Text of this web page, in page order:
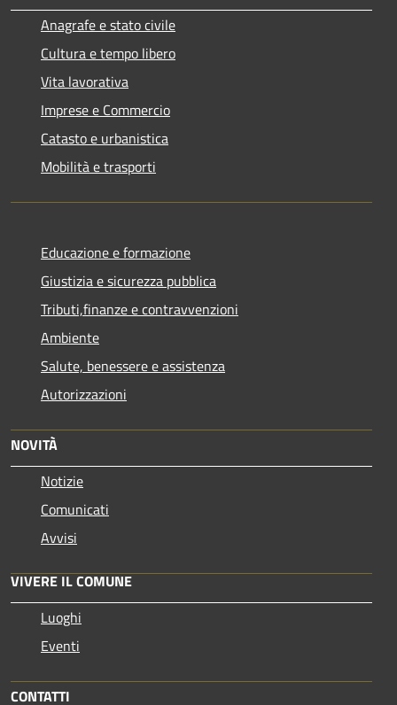
Anagrafe e stato civile
Cultura e tempo libero
Vita lavorativa
Imprese e Commercio
Catasto e urbanistica
Mobilità e trasporti
Educazione e formazione
Giustizia e sicurezza pubblica
Tributi,finanze e contravvenzioni
Ambiente
Salute, benessere e assistenza
Autorizzazioni
NOVITÀ
Notizie
Comunicati
Avvisi
VIVERE IL COMUNE
Luoghi
Eventi
CONTATTI